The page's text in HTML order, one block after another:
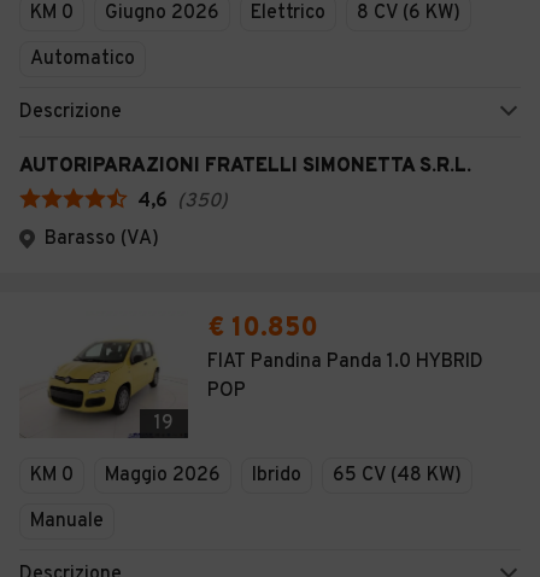
KM 0 Giugno 2026 Elettrico
8 CV (6 KW)
Automatico
Descrizione
AUTORIPARAZIONI FRATELLI SIMONETTA S.R.L.
4,6 (350)
Barasso (VA)
19
€ 10.850
FIAT Pandina Panda 1.0 HYBRID
POP
KM 0 Maggio 2026 Ibrido
65 CV (48 KW)
Manuale